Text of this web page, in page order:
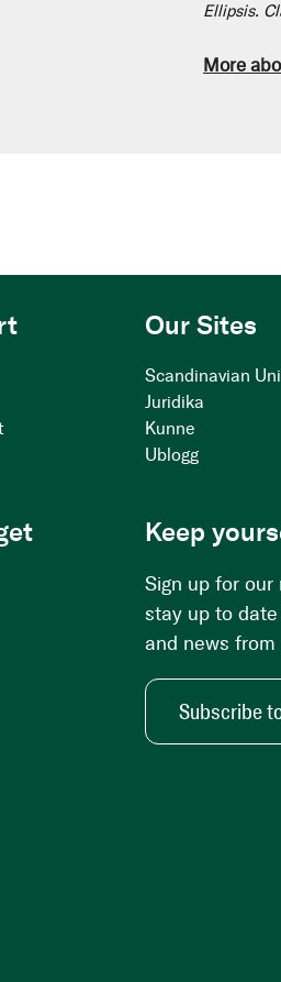
Ellipsis.
More
Our Sites
Scandinavian
Juridika
Kunne
Ublogg
Keep
Sign up for
stay up to
and news from
Subscribe